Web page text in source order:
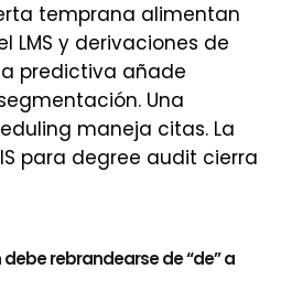
temprana alimentan
LMS y derivaciones de
predictiva añade
Una
maneja citas. La
para degree audit cierra
rebrandearse de “de” a